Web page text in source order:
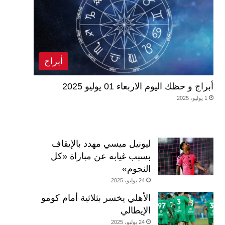
أبراج
أبراج و حظك اليوم الاربعاء 01 يوليو 2025
1 يوليو، 2025
ليونيل ميسي مهدد بالإيقاف
بسبب غيابه عن مباراة «كل
النجوم»
24 يوليو، 2025
الأهلي يخسر بثلاثية أمام كومو
الإيطالي
24 يوليو، 2025